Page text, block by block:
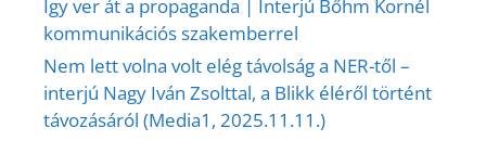
Így ver át a propaganda | Interjú Bőhm Kornél
kommunikációs szakemberrel
Nem lett volna volt elég távolság a NER-től –
interjú Nagy Iván Zsolttal, a Blikk éléről történt
távozásáról (Media1, 2025.11.11.)